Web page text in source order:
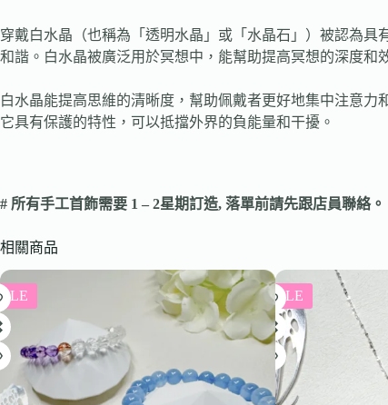
穿戴白水晶（也稱為「透明水晶」或「水晶石」）被認為
和諧。白水晶被廣泛用於冥想中，能幫助提高冥想的深度和
白水晶能提高思維的清晰度，幫助佩戴者更好地集中注意
它具有保護的特性，可以抵擋外界的負能量和干擾。
# 所有手工首飾需要 1 – 2星期訂造, 落單前請先跟店員聯絡。
相關商品
SALE